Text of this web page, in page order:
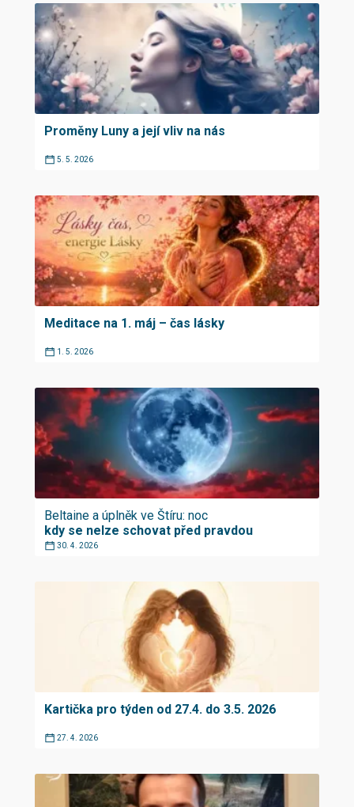
Proměny Luny a její vliv na nás
5. 5. 2026
Meditace na 1. máj – čas lásky
1. 5. 2026
Beltaine a úplněk ve Štíru: noc
kdy se nelze schovat před pravdou
30. 4. 2026
Kartička pro týden od 27.4. do 3.5. 2026
27. 4. 2026